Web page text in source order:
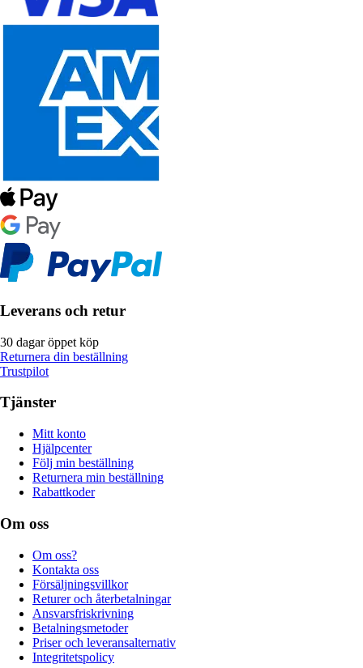
Leverans och retur
30 dagar öppet köp
Returnera din beställning
Trustpilot
Tjänster
Mitt konto
Hjälpcenter
Följ min beställning
Returnera min beställning
Rabattkoder
Om oss
Om oss?
Kontakta oss
Försäljningsvillkor
Returer och återbetalningar
Ansvarsfriskrivning
Betalningsmetoder
Priser och leveransalternativ
Integritetspolicy